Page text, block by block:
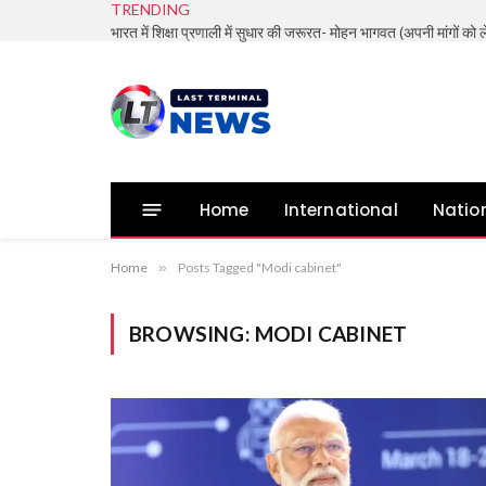
TRENDING
Home International
Home » Posts Tagged "Modi cabinet"
BROWSING: MODI CABINET